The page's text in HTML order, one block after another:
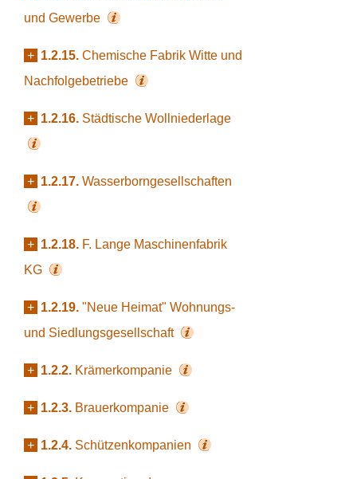
und Gewerbe
+ 1.2.15. Chemische Fabrik Witte und
Nachfolgebetriebe
+ 1.2.16. Städtische Wollniederlage
+ 1.2.17. Wasserborngesellschaften
+ 1.2.18. F. Lange Maschinenfabrik
KG
+ 1.2.19. "Neue Heimat" Wohnungs-
und Siedlungsgesellschaft
+ 1.2.2. Krämerkompanie
+ 1.2.3. Brauerkompanie
+ 1.2.4. Schützenkompanien